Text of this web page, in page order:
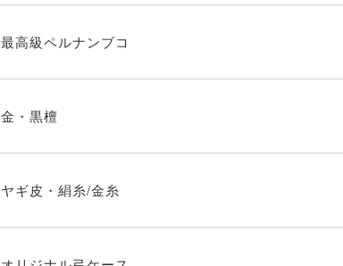
最高級ペルナンブコ
金・黒檀
ヤギ皮・絹糸/金糸